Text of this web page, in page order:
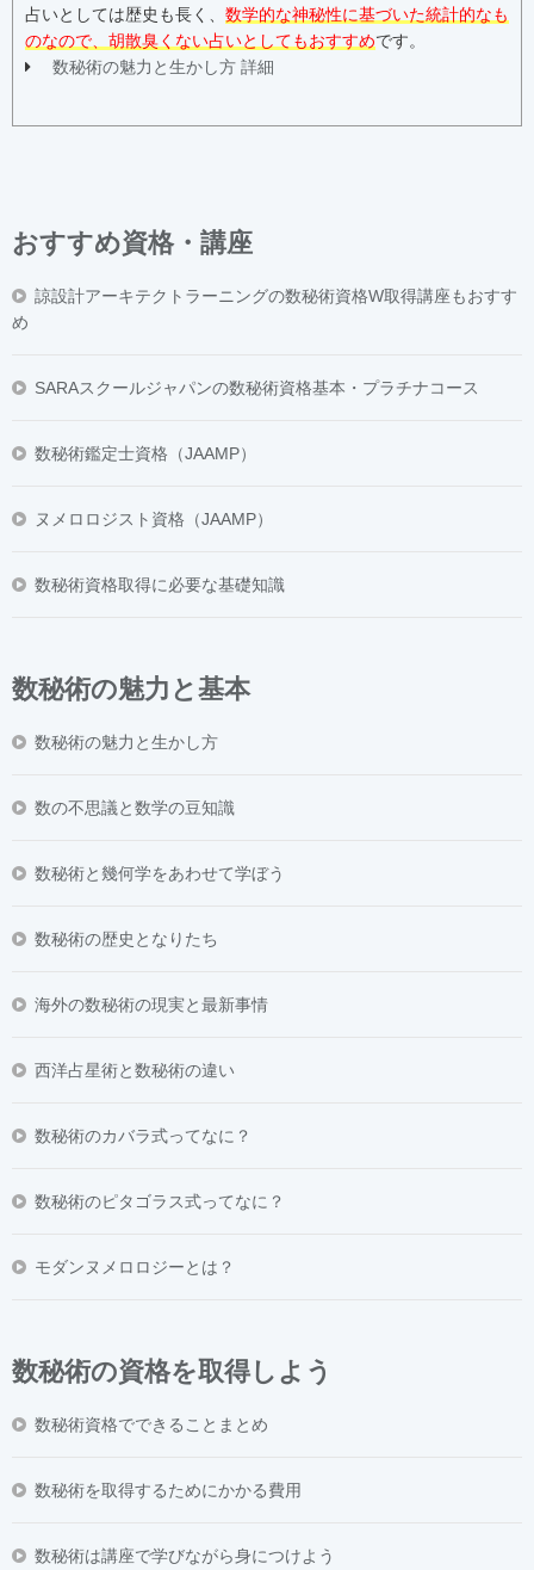
占いとしては歴史も長く、 数学的な神秘性に基づいた統計的なも
のなので、胡散臭くない占いとしてもおすすめです。
数秘術の魅力と生かし方 詳細
おすすめ資格・講座
諒設計アーキテクトラーニングの数秘術資格W取得講座もおすす
め
SARAスクールジャパンの数秘術資格基本・プラチナコース
数秘術鑑定士資格（JAAMP）
ヌメロロジスト資格（JAAMP）
数秘術資格取得に必要な基礎知識
数秘術の魅力と基本
数秘術の魅力と生かし方
数の不思議と数学の豆知識
数秘術と幾何学をあわせて学ぼう
数秘術の歴史となりたち
海外の数秘術の現実と最新事情
西洋占星術と数秘術の違い
数秘術のカバラ式ってなに？
数秘術のピタゴラス式ってなに？
モダンヌメロロジーとは？
数秘術の資格を取得しよう
数秘術資格でできることまとめ
数秘術を取得するためにかかる費用
数秘術は講座で学びながら身につけよう